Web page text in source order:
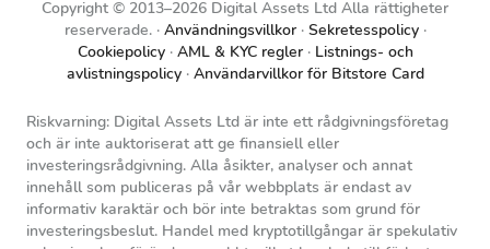
Copyright © 2013–2026 Digital Assets Ltd Alla rättigheter
reserverade.
Användningsvillkor
Sekretesspolicy
Cookiepolicy
AML & KYC regler
Listnings- och
avlistningspolicy
Användarvillkor för Bitstore Card
Riskvarning: Digital Assets Ltd är inte ett rådgivningsföretag
och är inte auktoriserat att ge finansiell eller
investeringsrådgivning. Alla åsikter, analyser och annat
innehåll som publiceras på vår webbplats är endast av
informativ karaktär och bör inte betraktas som grund för
investeringsbeslut. Handel med kryptotillgångar är spekulativ